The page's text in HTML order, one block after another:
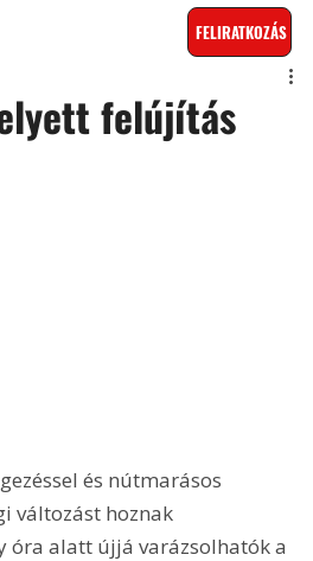
FELIRATKOZÁS
felújítás
és nútmarásos
változást hoznak
óra alatt újjá varázsolhatók a